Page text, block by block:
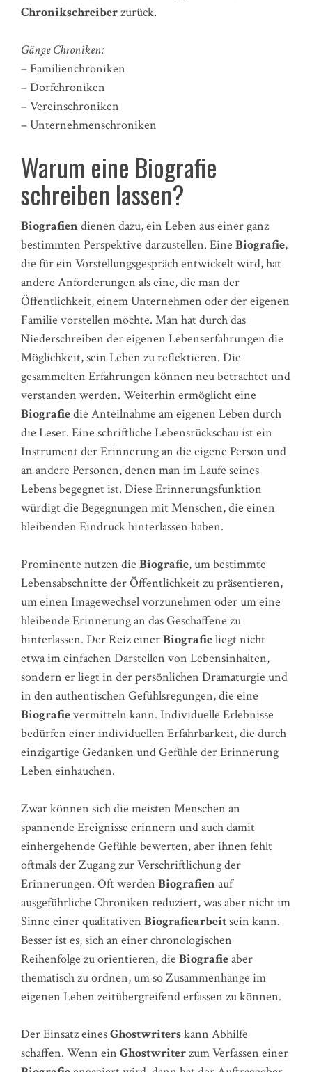
Chronikschreiberzurück.
Gänge Chroniken:
– Familienchroniken
– Dorfchroniken
– Vereinschroniken
– Unternehmenschroniken
Warum eine Biografie
schreiben lassen?
Biografiendienen dazu, ein Leben aus einer ganz
bestimmten Perspektive darzustellen. Eine Biografie,
die für ein Vorstellungsgespräch entwickelt wird, hat
andere Anforderungen als eine, die man der
Öffentlichkeit, einem Unternehmen oder der eigenen
Familie vorstellen möchte. Man hat durch das
Niederschreiben der eigenen Lebenserfahrungen die
Möglichkeit, sein Leben zu reflektieren. Die
gesammelten Erfahrungen können neu betrachtet und
verstanden werden. Weiterhin ermöglicht eine
Biografiedie Anteilnahme am eigenen Leben durch
die Leser. Eine schriftliche Lebensrückschau ist ein
Instrument der Erinnerung an die eigene Person und
an andere Personen, denen man im Laufe seines
Lebens begegnet ist. Diese Erinnerungsfunktion
würdigt die Begegnungen mit Menschen, die einen
bleibenden Eindruck hinterlassen haben.
Prominente nutzen die Biografie, um bestimmte
Lebensabschnitte der Öffentlichkeit zu präsentieren,
um einen Imagewechsel vorzunehmen oder um eine
bleibende Erinnerung an das Geschaffene zu
hinterlassen. Der Reiz einerBiografieliegt nicht
etwa im einfachen Darstellen von Lebensinhalten,
sondern er liegt in der persönlichen Dramaturgie und
in den authentischen Gefühlsregungen, die eine
Biografievermitteln kann. Individuelle Erlebnisse
bedürfen einer individuellen Erfahrbarkeit, die durch
einzigartige Gedanken und Gefühle der Erinnerung
Leben einhauchen.
Zwar können sich die meisten Menschen an
spannende Ereignisse erinnern und auch damit
einhergehende Gefühle bewerten, aber ihnen fehlt
oftmals der Zugang zur Verschriftlichung der
Erinnerungen. Oft werden Biografienauf
ausgeführliche Chroniken reduziert, was aber nicht im
Sinne einer qualitativen Biografiearbeitsein kann.
Besser ist es, sich an einer chronologischen
Reihenfolge zu orientieren, die Biografieaber
thematisch zu ordnen, um so Zusammenhänge im
eigenen Leben zeitübergreifend erfassen zu können.
Der Einsatz einesGhostwriterskann Abhilfe
schaffen. Wenn ein Ghostwriterzum Verfassen einer